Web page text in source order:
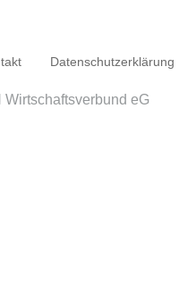
Datenschutzerklärung
eG